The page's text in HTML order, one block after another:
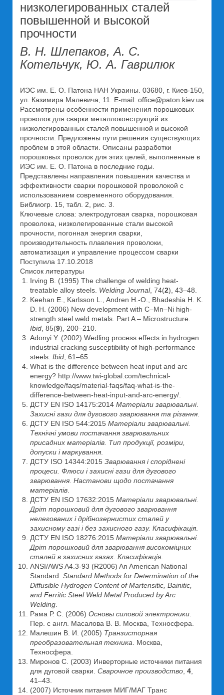
низколегированных сталей
повышенной и высокой
прочности
В. Н. Шлепаков, А. С.
Котельчук, Ю. А. Гаврилюк
ИЭС им. Е. О. Патона НАН Украины. 03680, г. Киев-150,
ул. Казимира Малевича, 11. E-mail: office@paton.kiev.ua
Рассмотрены особенности применения порошковых
проволок для сварки металлоконструкций из
низколегированных сталей повышенной и высокой
прочности. Предложены пути решения существующих
проблем в этой области. Описаны разработки
порошковых проволок для этих целей, выполненные в
ИЭС им. Е. О. Патона в последние годы.
Представлены направления повышения качества и
эффективности сварки порошковой проволокой с
использованием современного оборудования.
Библиогр. 15, табл. 2, рис. 3.
Ключевые слова: электродуговая сварка, порошковая
проволока, низколегированные стали высокой
прочности, погонная энергия сварки,
производительность плавления проволоки,
автоматизация и управление процессом сварки
Поступила 17.10.2018
Список литературы
Irving B. (1995) The challenge of welding heat-
treatable alloy steels. Welding Journal, 74(2), 43–48.
Keehan E., Karlsson L., Andren H.-O., Bhadeshia H. K.
D. H. (2006) New development with C–Mn–Ni high-
strength steel weld metals. Part A – Microstructure.
Ibid, 85(9), 200–210.
Adonyi Y. (2002) Wedling process effects in hydrogen
industrial cracking susceptibility of high-performance
steels. Ibid, 61–65.
What is the difference between heat input and arc
energy? http://www.twi-global.com/technical-
knowledge/faqs/material-faqs/faq-what-is-the-
difference-between-heat-input-and-arc-energy/.
ДСТУ EN ISO 14175:2014 Матеріали зварювальні.
Захисні гази для дугового зварювання та різання.
ДСТУ EN ІSO 544:2015 Матеріали зварювальні.
Технічні умови постачання зварювальних
присадних матеріалів. Тип продукції, розміри,
допуски і маркування.
ДСТУ ISO 14344:2015 Зварювання і споріднені
процеси. Флюси і захисні гази для дугового
зварювання. Настанови щодо постачання
матеріалів.
ДСТУ EN ISO 17632:2015 Матеріали зварювальні.
Дріт порошковий для дугового зварювання
нелегованих і дрібнозернистих сталей у
захисному газі і без захисного газу. Класифікація.
ДСТУ EN ISO 18276:2015 Матеріали зварювальні.
Дріт порошковий для зварювання високоміцних
сталей в захисних газах. Класифікація.
ANSI/AWS A4.3-93 (R2006) An American National
Standard. Standard Methods for Determination of the
Diffusible Hydrogen Content of Martensitic, Bainitic,
and Ferritic Steel Weld Metal Produced by Arc
Welding.
Рама Р. С. (2006) Основы силовой электроники.
Пер. с англ. Масалова В. В. Москва, Техносфера.
Малешин В. И. (2005) Транзисторная
преобразовательная техника. Москва,
Техносфера.
Миронов С. (2003) Инверторные источники питания
для дуговой сварки. Сварочное производство, 4,
41–43.
(2007) Источник питания МИГ/МАГ Транс